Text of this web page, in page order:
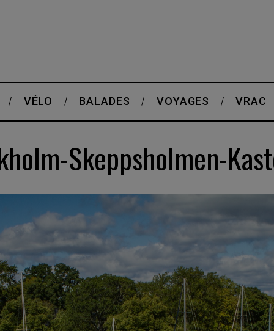
VÉLO BALADES VOYAGES VRAC
Skeppsholmen-